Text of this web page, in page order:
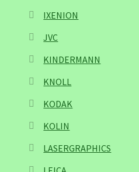
IXENION
JVC
KINDERMANN
KNOLL
KODAK
KOLIN
LASERGRAPHICS